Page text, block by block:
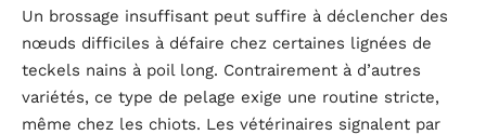
Un brossage insuffisant peut suffire à déclencher des
nœuds difficiles à défaire chez certaines lignées de
teckels nains à poil long. Contrairement à d’autres
variétés, ce type de pelage exige une routine stricte,
même chez les chiots. Les vétérinaires signalent par